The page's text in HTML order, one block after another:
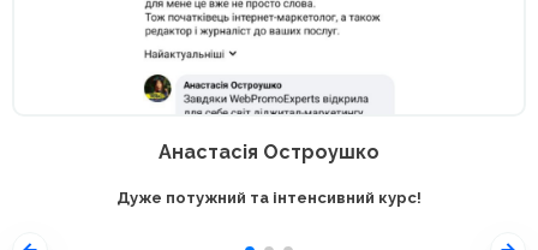
Анастасія Остроушко
Дуже потужний та інтенсивний курс!